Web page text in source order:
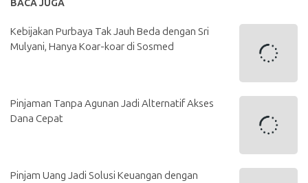
BACA JUGA
Kebijakan Purbaya Tak Jauh Beda dengan Sri
Mulyani, Hanya Koar-koar di Sosmed
Pinjaman Tanpa Agunan Jadi Alternatif Akses
Dana Cepat
Pinjam Uang Jadi Solusi Keuangan dengan